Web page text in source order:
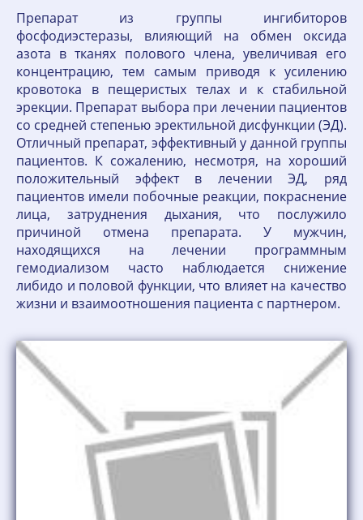
Препарат из группы ингибиторов
фосфодиэстеразы, влияющий на обмен оксида
азота в тканях полового члена, увеличивая его
концентрацию, тем самым приводя к усилению
кровотока в пещеристых телах и к стабильной
эрекции. Препарат выбора при лечении пациентов
со средней степенью эректильной дисфункции (ЭД).
Отличный препарат, эффективный у данной группы
пациентов. К сожалению, несмотря, на хороший
положительный эффект в лечении ЭД, ряд
пациентов имели побочные реакции, покраснение
лица, затруднения дыхания, что послужило
причиной отмена препарата. У мужчин,
находящихся на лечении программным
гемодиализом часто наблюдается снижение
либидо и половой функции, что влияет на качество
жизни и взаимоотношения пациента с партнером.